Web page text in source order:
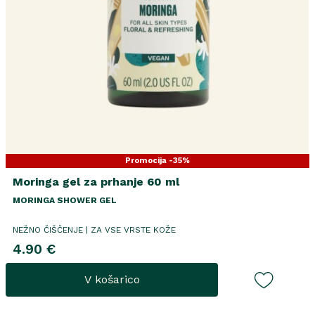
Promocija -35%
Moringa gel za prhanje 60 ml
MORINGA SHOWER GEL
NEŽNO ČIŠČENJE | ZA VSE VRSTE KOŽE
4.90 €
V košarico